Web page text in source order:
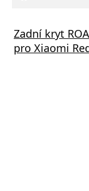
Zadní kryt
pro Xiaomi